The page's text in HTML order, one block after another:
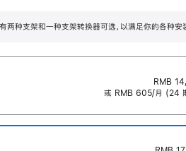
毫米的高度调节范围。
种支架和一种支架转换器可选，以满足你的各种安
RMB
或 RMB 605/月 (24